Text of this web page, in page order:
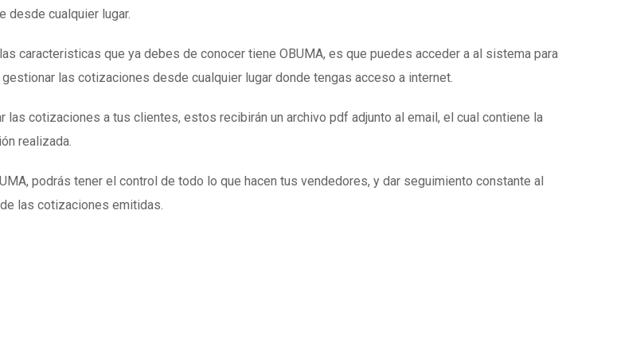
desde cualquier lugar.
caracteristicas que ya debes de conocer tiene OBUMA, es que puedes acceder a al sistema para
las cotizaciones desde cualquier lugar donde tengas acceso a internet.
las cotizaciones a tus clientes, estos recibirán un archivo pdf adjunto al email, el cual contiene la
realizada.
podrás tener el control de todo lo que hacen tus vendedores, y dar seguimiento constante al
las cotizaciones emitidas.